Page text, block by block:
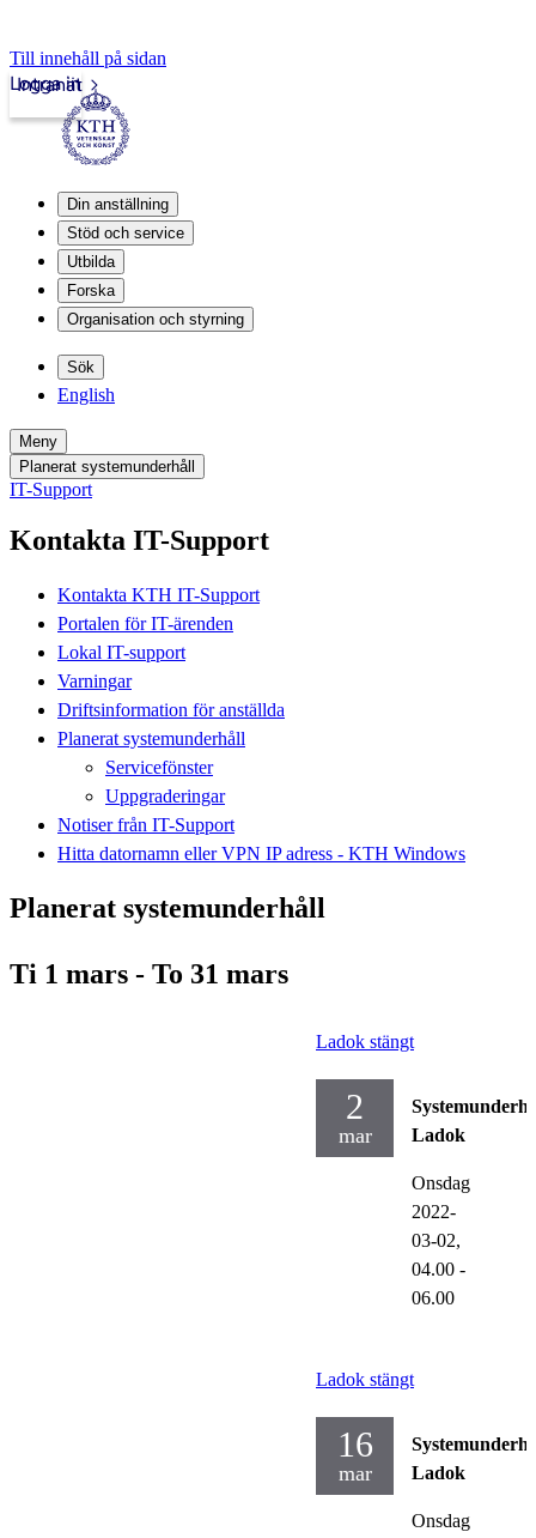
Till innehåll på sidan
Intranät
Logga in
Din anställning
Stöd och service
Utbilda
Forska
Organisation och styrning
Sök
English
Meny
Planerat systemunderhåll
IT-Support
Kontakta IT-Support
Kontakta KTH IT-Support
Portalen för IT-ärenden
Lokal IT-support
Varningar
Driftsinformation för anställda
Planerat systemunderhåll
Servicefönster
Uppgraderingar
Notiser från IT-Support
Hitta datornamn eller VPN IP adress - KTH Windows
Planerat systemunderhåll
Ti 1 mars - To 31 mars
Ladok stängt
2
mar
Ladok
Onsdag
2022-
03-02,
04.00 -
06.00
Ladok stängt
16
mar
Ladok
Onsdag